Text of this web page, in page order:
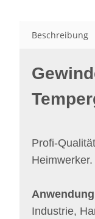
Beschreibung
Profi-
Heimwerker.
Anwendung
Industrie,